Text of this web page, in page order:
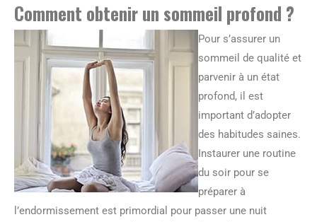
Comment obtenir un sommeil profond ?
Pour s’assurer un
sommeil de qualité et
parvenir à un état
profond, il est
important d’adopter
des habitudes saines.
Instaurer une routine
du soir pour se
préparer à
l’endormissement est primordial pour passer une nuit